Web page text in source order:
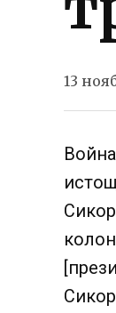
13